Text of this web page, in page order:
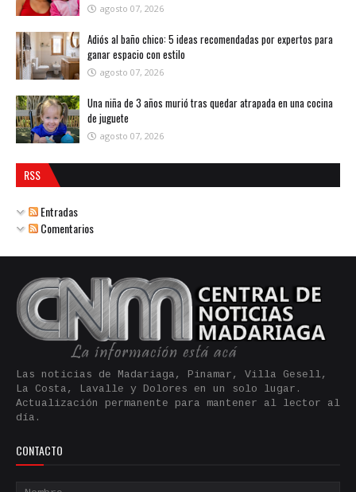
agosto 07, 2026
Adiós al baño chico: 5 ideas recomendadas por expertos para
ganar espacio con estilo
agosto 07, 2026
Una niña de 3 años murió tras quedar atrapada en una cocina
de juguete
agosto 07, 2026
RSS
Entradas
Comentarios
Las noticias de Madariaga, Pinamar, Villa Gesell,
La Costa, Lavalle y Dolores en un solo lugar.
Actualización permanente para mantener al lector al
día.
CONTACTO